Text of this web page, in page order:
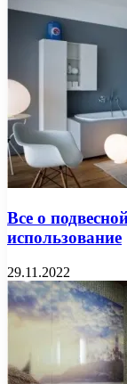
Все о
использование
29.11.2022